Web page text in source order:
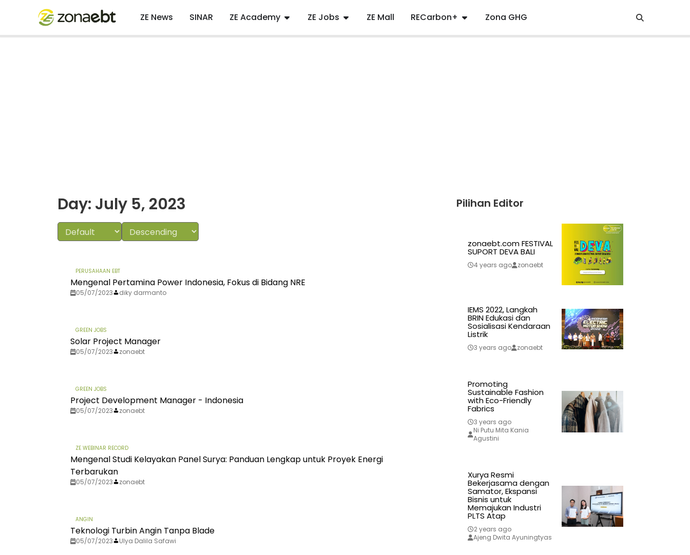
ZE News SINAR ZE Academy ZE Jobs ZE Mall RECarbon+ Zona GHG
Day: July 5, 2023
PERUSAHAAN EBT
Mengenal Pertamina Power Indonesia, Fokus di Bidang NRE
05/07/2023 diky darmanto
GREEN JOBS
Solar Project Manager
05/07/2023 zonaebt
GREEN JOBS
Project Development Manager - Indonesia
05/07/2023 zonaebt
ZE WEBINAR RECORD
Mengenal Studi Kelayakan Panel Surya: Panduan Lengkap untuk Proyek Energi
Terbarukan
05/07/2023 zonaebt
ANGIN
Teknologi Turbin Angin Tanpa Blade
05/07/2023 Ulya Dalila Safawi
Pilihan Editor
zonaebt.com FESTIVAL
SUPORT DEVA BALI
4 years ago zonaebt
IEMS 2022, Langkah
BRIN Edukasi dan
Sosialisasi Kendaraan
Listrik
3 years ago zonaebt
Promoting
Sustainable Fashion
with Eco-Friendly
Fabrics
3 years ago
Ni Putu Mita Kania
Agustini
Xurya Resmi
Bekerjasama dengan
Samator, Ekspansi
Bisnis untuk
Memajukan Industri
PLTS Atap
2 years ago
Ajeng Dwita Ayuningtyas